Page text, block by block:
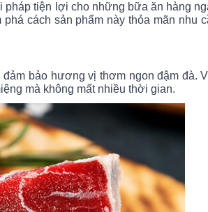
pháp tiện lợi cho những bữa ăn hàng
phá cách sản phẩm này thỏa mãn nhu
bảo hương vị thơm ngon đậm đà.
mà không mất nhiều thời gian.